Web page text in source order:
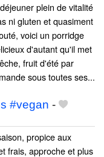
plein de vitalité
ni gluten et quasiment
voici un porridge
d'autant qu'il met
fruit d'été par
sous toutes ses...
#vegan -
propice aux
frais, approche et plus